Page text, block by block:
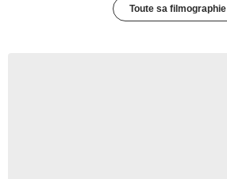
Toute sa filmographie